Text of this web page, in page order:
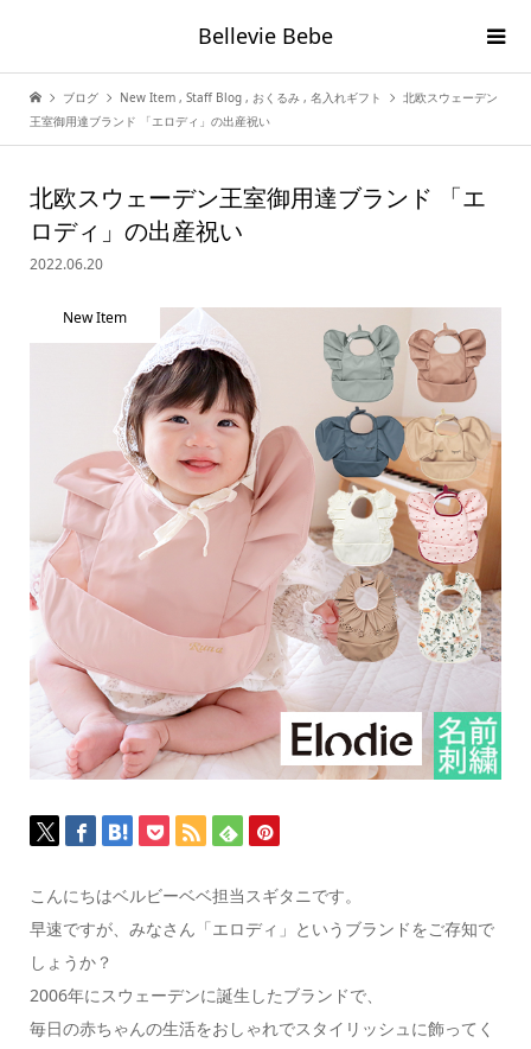
Bellevie Bebe
ブログ New Item , Staff Blog , おくるみ , 名入れギフト
北欧スウェーデン
王室御用達ブランド 「エロディ」の出産祝い
北欧スウェーデン王室御用達ブランド 「エ
ロディ」の出産祝い
2022.06.20
New Item
こんにちはベルビーベベ担当スギタニです。
早速ですが、みなさん「エロディ」というブランドをご存知で
しょうか？
2006年にスウェーデンに誕生したブランドで、
毎日の赤ちゃんの生活をおしゃれでスタイリッシュに飾ってく